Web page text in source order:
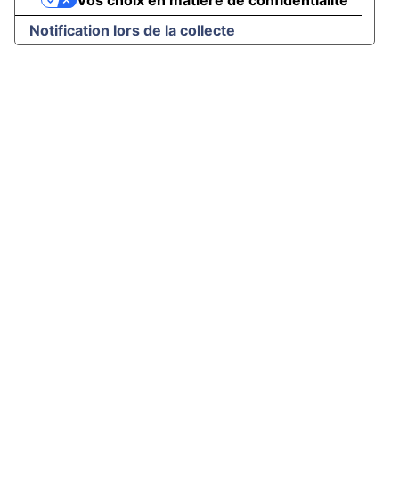
Notification lors de la collecte